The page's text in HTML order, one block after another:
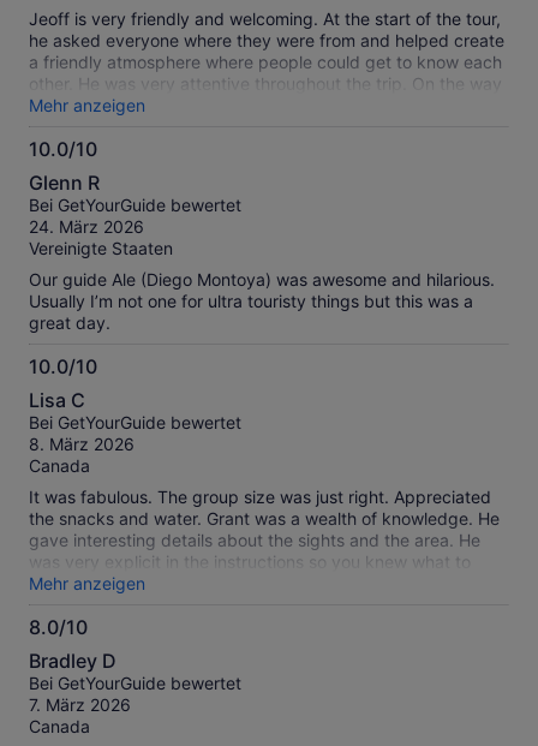
Jeoff is very friendly and welcoming. At the start of the tour,
he asked everyone where they were from and helped create
a friendly atmosphere where people could get to know each
other. He was very attentive throughout the trip. On the way
back, we even had a fun quiz game on the car, which made
the experience even more enjoyable!
Mehr anzeigen
10.0/10
10.0
von
10
Glenn R
Bei GetYourGuide bewertet
24. März 2026
Vereinigte Staaten
Our guide Ale (Diego Montoya) was awesome and hilarious.
Usually I’m not one for ultra touristy things but this was a
great day.
10.0/10
10.0
von
10
Lisa C
Bei GetYourGuide bewertet
8. März 2026
Canada
It was fabulous. The group size was just right. Appreciated
the snacks and water. Grant was a wealth of knowledge. He
gave interesting details about the sights and the area. He
was very explicit in the instructions so you knew what to
expect. Great recommendations for being I. The area. I
would highly recommend Cheeky kiwi travels.
Mehr anzeigen
8.0/10
8.0
von
10
Bradley D
Bei GetYourGuide bewertet
7. März 2026
Canada